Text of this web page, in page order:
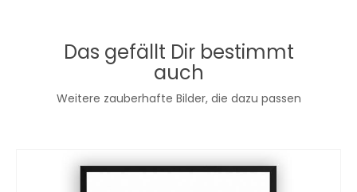
Das gefällt Dir bestimmt
auch
Weitere zauberhafte Bilder, die dazu passen